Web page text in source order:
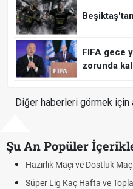
FIFA gece
zorunda
Diğer haberleri görmek için
Şu An Popüler
Maçlardan Farkları
Puan
Skor